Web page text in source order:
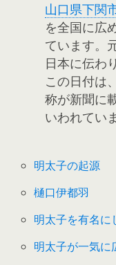
山口県下関
を全国に広
ています。
日本に伝わ
この日付は
称が新聞に
いわれてい
明太子の起源
樋口伊都羽
明太子を有名に
明太子が一気に